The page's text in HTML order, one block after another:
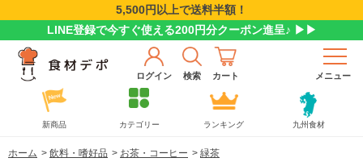
5,500円以上で送料半額！
LINE登録で今すぐ使える200円分クーポン進呈♪ ▶▶
ログイン 検索 カート メニュー
新商品 カテゴリー ランキング 九州食材
ホーム > 飲料・嗜好品 > お茶・コーヒー > 緑茶